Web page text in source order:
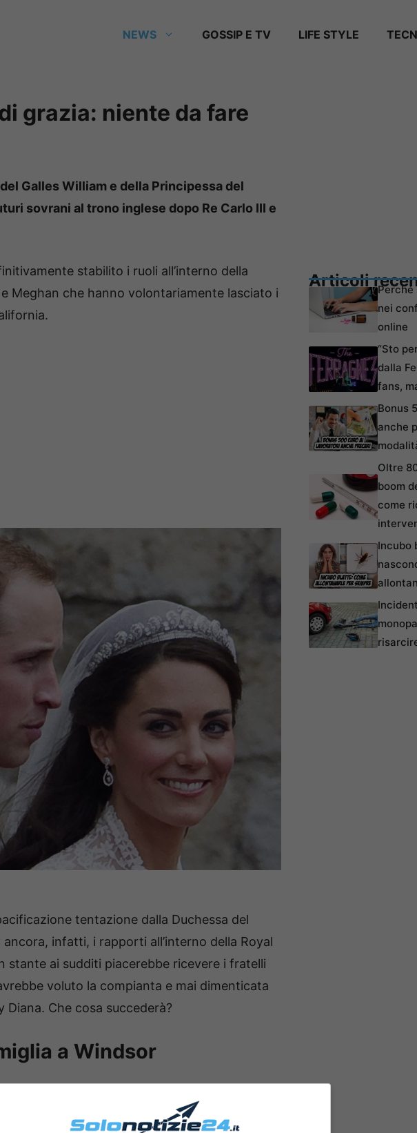
NEWS GOSSIP E TV LIFE STYLE
grazia: niente da fare
Galles William e della Principessa del
sovrani al trono inglese dopo Re Carlo III e
stabilito i ruoli all’interno della
Meghan che hanno volontariamente lasciato i
tentazione dalla Duchessa del
ancora, infatti, i rapporti all’interno della Royal
ai sudditi piacerebbe ricevere i fratelli
voluto la compianta e mai dimenticata
Diana. Che cosa succederà?
a Windsor
Articoli
nei
online
“Sto
dalla
fans,
Bonus
anche
Oltre
boom
come
Incubo